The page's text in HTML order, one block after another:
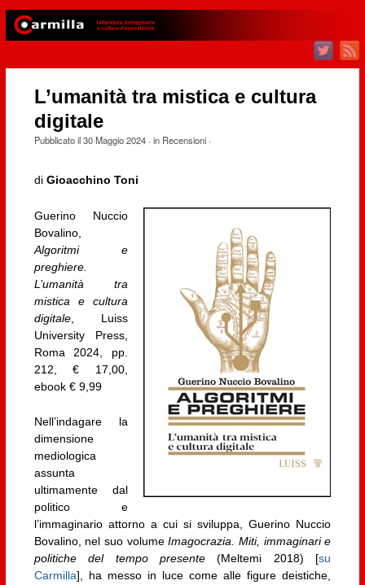
L’umanità tra mistica e cultura
digitale
Pubblicato il30 Maggio 2024· in Recensioni·
di Gioacchino Toni
Guerino Nuccio
Bovalino,
Algoritmi e
preghiere.
L’umanità tra
mistica e cultura
digitale, Luiss
University Press,
Roma 2024, pp.
212, € 17,00,
ebook € 9,99
Nell’indagare la
dimensione
mediologica
assunta
ultimamente dal
politico e
l’immaginario attorno a cui si sviluppa, Guerino Nuccio
Bovalino, nel suo volumeImagocrazia. Miti, immaginari e
politiche del tempo presente (Meltemi 2018) [su
Carmilla], ha messo in luce come alle figure deistiche,